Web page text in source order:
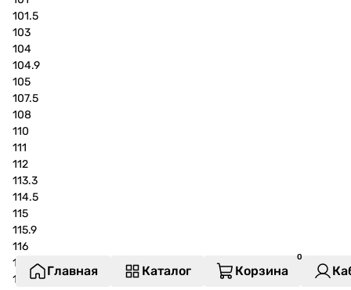
101.5
103
104
104.9
105
107.5
108
110
111
112
113.3
114.5
115
115.9
116
117
118
Главная Каталог Корзина